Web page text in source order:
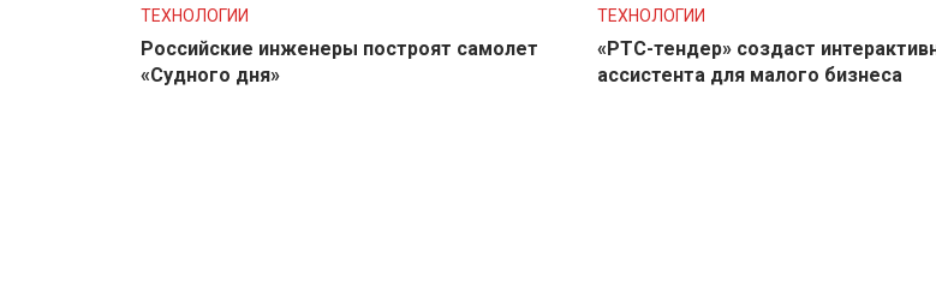
ТЕХНОЛОГИИ
Российские инженеры построят самолет
«Судного дня»
ТЕХНОЛОГИИ
«РТС-тендер» создаст
ассистента для малого бизнеса